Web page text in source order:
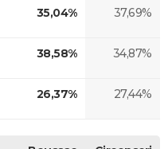
35,04% 37,69%
38,58% 34,87%
26,37% 27,44%